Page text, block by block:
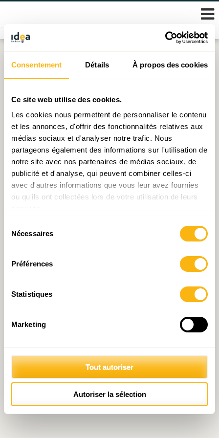
Consentement Détails À propos des cookies
Ce site web utilise des cookies.
Les cookies nous permettent de personnaliser le contenu
et les annonces, d'offrir des fonctionnalités relatives aux
médias sociaux et d'analyser notre trafic. Nous
partageons également des informations sur l'utilisation de
notre site avec nos partenaires de médias sociaux, de
publicité et d'analyse, qui peuvent combiner celles-ci
avec d'autres informations que vous leur avez fournies
ou qu'ils ont collectées lors de votre utilisation de leurs
Nécessaires
Préférences
Statistiques
Marketing
Tout autoriser
Autoriser la sélection
Skip
content
Étiquette : Cluster
Pour un retour de la Commission du bâtiment
Publié le06.02.2025parMichel - Edouard Ruben
3 Ideas to internationalise the Luxembourgish
HealthTech cluster
Publié le12.12.2024parMagalie Lech
Politique de protection des données personnelles